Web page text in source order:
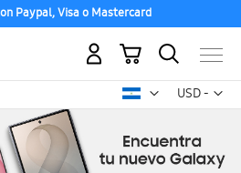
Paypal, Visa o Mastercard
USD -
dólar
Mi carrito